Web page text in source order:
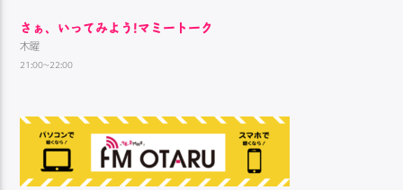
さぁ、いってみよう!マミートーク
木曜
21:00~22:00